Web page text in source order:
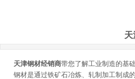
天津钢材经销商带您了解工业制造的基
钢材是通过铁矿石冶炼、轧制加工制成